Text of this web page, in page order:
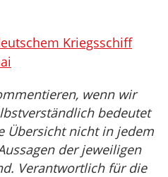
Kriegsschiff
wenn wir
bedeutet
Übersicht nicht in jedem
der jeweiligen
Verantwortlich für die